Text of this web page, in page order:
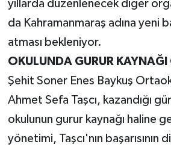
yıllarda düzenlenecek diğer
da Kahramanmaraş adına yeni
atması bekleniyor.
OKULUNDA GURUR KAYNAĞI
Şehit Soner Enes Baykuş
Ahmet Sefa Taşcı, kazandığı
okulunun gurur kaynağı haline
yönetimi, Taşcı'nın